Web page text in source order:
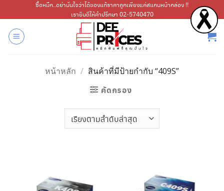
ไป
เนื้อหา
ซื้อหมึก..อย่ามั่นใจว่าได้ของแท้ราคาถูกเพียงแค่สแกนหน้ากล่อง !!
เรายินดีให้คำปรึกษา 02-5740470
หน้าหลัก / สินค้าที่มีป้ายกำกับ “409S”
คัดกรอง